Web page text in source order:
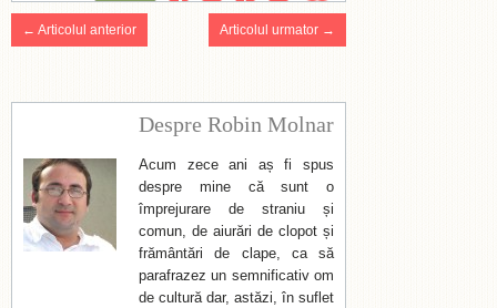
← Articolul anterior Articolul urmator →
Despre Robin Molnar
Acum zece ani aș fi spus
despre mine că sunt o
împrejurare de straniu și
comun, de aiurări de clopot și
frământări de clape, ca să
parafrazez un semnificativ om
de cultură dar, astăzi, în suflet